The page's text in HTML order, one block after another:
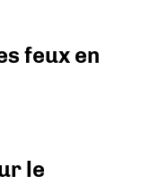
feux en
le